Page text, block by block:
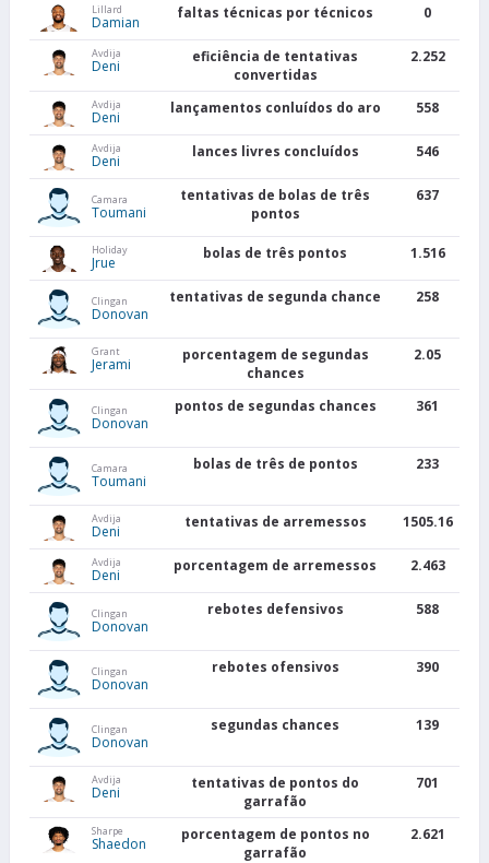
Lillard
Damian
faltas técnicas por técnicos 0
Avdija
Deni
eficiência de tentativas
convertidas
2.252
Avdija
Deni
lançamentos conluídos do aro 558
Avdija
Deni
lances livres concluídos 546
Camara
Toumani
tentativas de bolas de três
pontos
637
Holiday
Jrue
bolas de três pontos 1.516
Clingan
Donovan
tentativas de segunda chance 258
Grant
Jerami
porcentagem de segundas
chances
2.05
Clingan
Donovan
pontos de segundas chances 361
Camara
Toumani
bolas de três de pontos 233
Avdija
Deni
tentativas de arremessos 1505.16
Avdija
Deni
porcentagem de arremessos 2.463
Clingan
Donovan
rebotes defensivos 588
Clingan
Donovan
rebotes ofensivos 390
Clingan
Donovan
segundas chances 139
Avdija
Deni
tentativas de pontos do
garrafão
701
Sharpe
Shaedon
porcentagem de pontos no
garrafão
2.621